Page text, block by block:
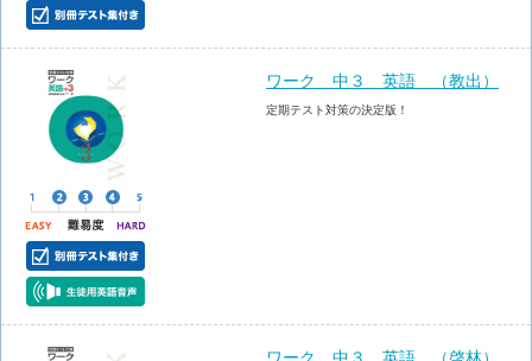
ワーク 中３ 英語 （教出）
定期テスト対策の決定版！